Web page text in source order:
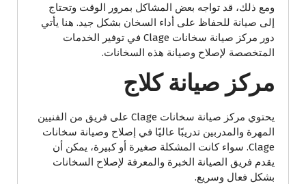
ومع ذلك، قد تواجه بعض المشاكل بمرور الوقت وتحتاج
إلى صيانة للحفاظ على أداء السخان بشكل جيد. هنا يأتي
دور مركز صيانة سخانات Clage في توفير الخدمات
المتخصصة لإصلاح وصيانة هذه السخانات.
مركز صيانة كلاج
يحتوي مركز صيانة سخانات Clage على فريق من الفنيين
المهرة والمدربين تدريبًا عاليًا في إصلاح وصيانة سخانات
Clage. سواء كانت المشكلة صغيرة أو كبيرة، يمكن أن
يقدم فريق الصيانة الخبرة والمعرفة لإصلاح السخانات
بشكل فعال وسريع.